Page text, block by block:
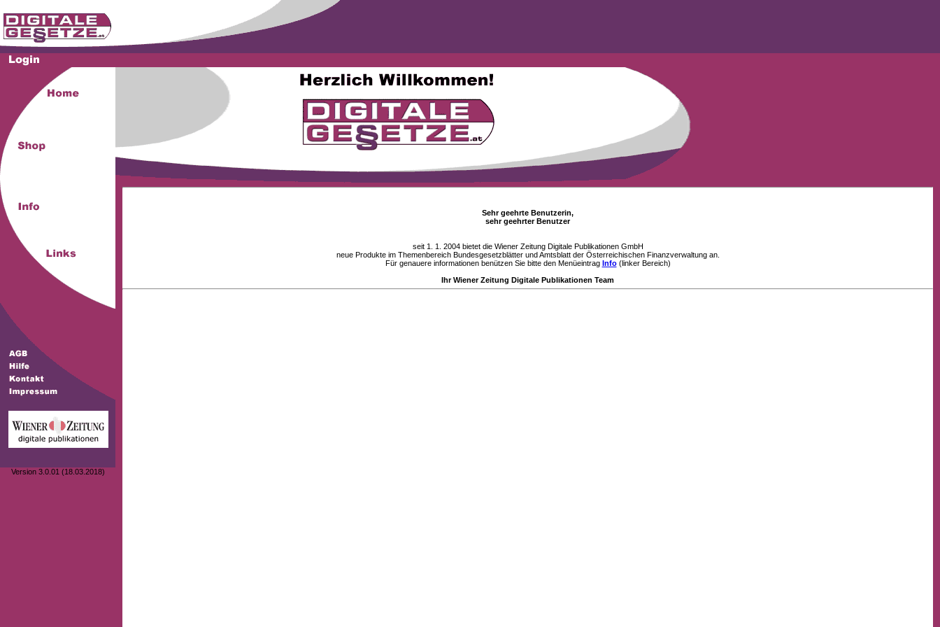
Version 3.0.01 (18.03.2018)
Sehr geehrte Benutzerin,
sehr geehrter Benutzer
seit 1. 1. 2004 bietet die Wiener Zeitung Digitale Publikationen GmbH
neue Produkte im Themenbereich Bundesgesetzblätter und Amtsblatt der Österreichischen Finanzverwaltung an.
Für genauere informationen benützen Sie bitte den Menüeintrag Info(linker Bereich)
Ihr Wiener Zeitung Digitale Publikationen Team